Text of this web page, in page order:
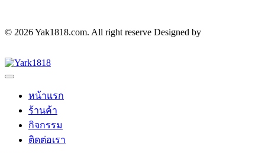
© 2026 Yak1818.com. All right reserve Designed by
หน้าแรก
ร้านค้า
กิจกรรม
ติดต่อเรา